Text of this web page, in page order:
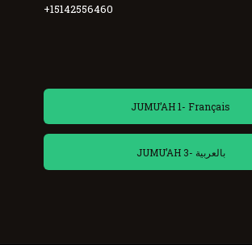
+15142556460
JUMU’AH 1- Français
JUMU’AH 3- بالعربية